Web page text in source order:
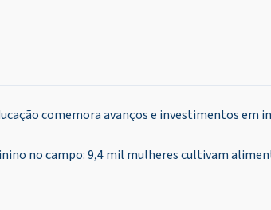
comemora avanços e investimentos em
no campo: 9,4 mil mulheres cultivam